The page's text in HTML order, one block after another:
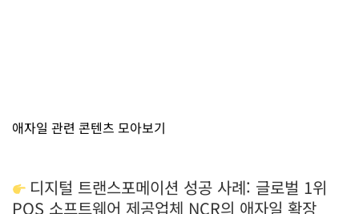
애자일 관련 콘텐츠 모아보기
디지털 트랜스포메이션 성공 사례: 글로벌 1위
POS 소프트웨어 제공업체 NCR의 애자일 확장